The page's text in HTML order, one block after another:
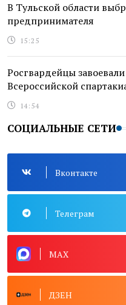
В Тульской области
предпринимателя
15:25
Росгвардейцы
Всероссийской
14:54
СОЦИАЛЬНЫЕ СЕТИ
Вконтакте
Телеграм
MAX
ДЗЕН